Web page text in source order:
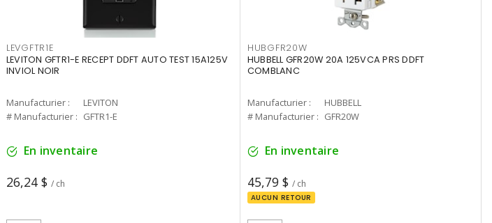
LEVGFTR1E
LEVITON GFTR1-E RECEPT DDFT AUTO TEST 15A125V
INVIOL NOIR
Manufacturier :
LEVITON
# Manufacturier : GFTR1-E
En inventaire
26,24 $ / ch
HUBGFR20W
HUBBELL GFR20W 20A 125VCA PRS DDFT
COMBLANC
Manufacturier :
HUBBELL
# Manufacturier : GFR20W
En inventaire
45,79 $ / ch
AUCUN RETOUR